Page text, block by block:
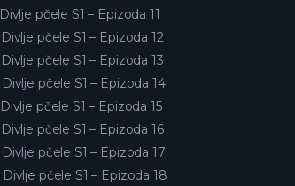
Divlje pčele S1 – Epizoda 11
Divlje pčele S1 – Epizoda 12
Divlje pčele S1 – Epizoda 13
Divlje pčele S1 – Epizoda 14
Divlje pčele S1 – Epizoda 15
Divlje pčele S1 – Epizoda 16
Divlje pčele S1 – Epizoda 17
Divlje pčele S1 – Epizoda 18